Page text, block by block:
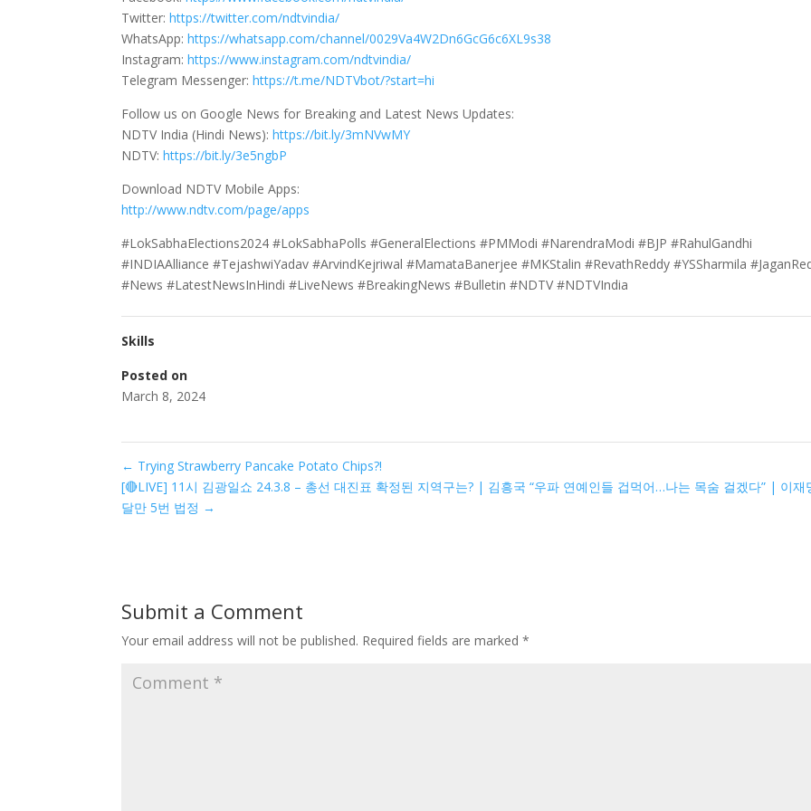
Twitter:https://twitter.com/ndtvindia/
WhatsApp:https://whatsapp.com/channel/0029Va4W2Dn6GcG6c6XL9s38
Instagram:https://www.instagram.com/ndtvindia/
Telegram Messenger:https://t.me/NDTVbot/?start=hi
Follow us on Google News for Breaking and Latest News Updates:
NDTV India (Hindi News):https://bit.ly/3mNVwMY
NDTV:https://bit.ly/3e5ngbP
Download NDTV Mobile Apps:
http://www.ndtv.com/page/apps
#LokSabhaElections2024 #LokSabhaPolls #GeneralElections #PMModi #NarendraModi #BJP #RahulGandhi
#INDIAAlliance #TejashwiYadav #ArvindKejriwal #MamataBanerjee #MKStalin #RevathReddy #YSSharmila
#News #LatestNewsInHindi #LiveNews #BreakingNews #Bulletin #NDTV #NDTVIndia
Skills
Posted on
March 8, 2024
← Trying Strawberry Pancake Potato Chips?!
[🔴LIVE] 11시 김광일쇼 24.3.8 – 총선 대진표 확정된 지역구는? | 김흥국 “우파 연예인들 겁먹어…나는 목숨 걸겠다” | 이재
달만 5번 법정 →
Submit a Comment
Your email address will not be published. Required fields are marked*